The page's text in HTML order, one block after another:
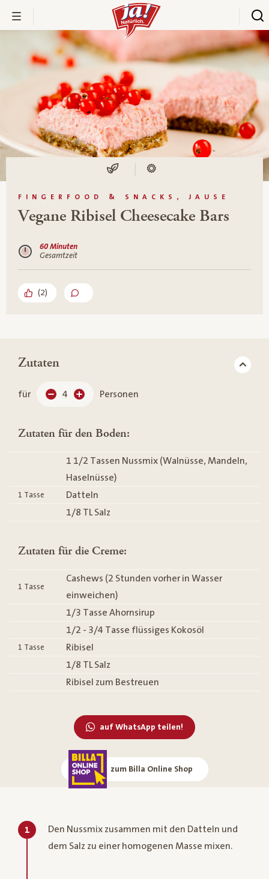
FINGERFOOD & SNACKS, JAUSE
Vegane Ribisel Cheesecake Bars
60 Minuten
Gesamtzeit
(2)
Zutaten
für 4 Personen
Zutaten für den Boden:
1 1/2 Tassen Nussmix (Walnüsse, Mandeln,
Haselnüsse)
1 Tasse
Datteln
1/8 TL Salz
Zutaten für die Creme:
1 Tasse
Cashews (2 Stunden vorher in Wasser
einweichen)
1/3 Tasse Ahornsirup
1/2 - 3/4 Tasse flüssiges Kokosöl
1 Tasse
Ribisel
1/8 TL Salz
Ribisel zum Bestreuen
auf WhatsApp teilen!
zum Billa Online Shop
1
Den Nussmix zusammen mit den Datteln und
dem Salz zu einer homogenen Masse mixen.